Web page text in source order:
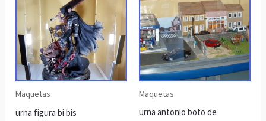
Maquetas
urna figura bi bis
Maquetas
urna antonio boto de